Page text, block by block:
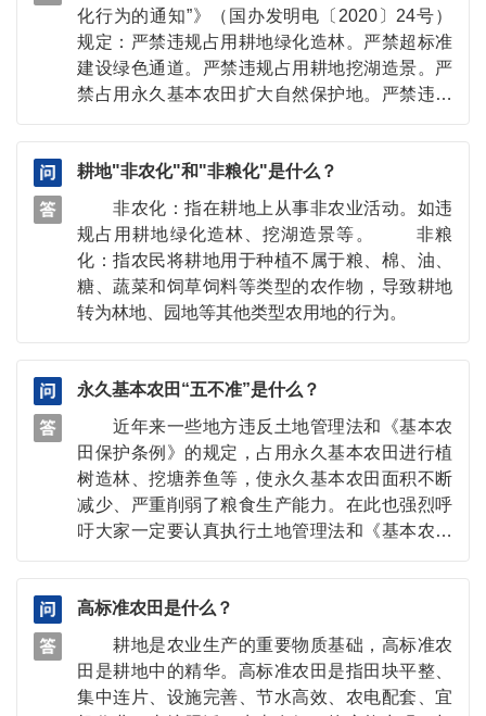
化行为的通知”》（国办发明电〔2020〕24号）
规定：严禁违规占用耕地绿化造林。严禁超标准
建设绿色通道。严禁违规占用耕地挖湖造景。严
禁占用永久基本农田扩大自然保护地。严禁违规
化"稳定粮食生产的意见》（国办发〔2020〕44
号）规定：严格规范永久基本农田上农业生产经
营活动，禁止占用永久基本农田从事林果业以及
挖塘养鱼、非法取土等破坏耕作层的行为，禁止
闲置、荒芜永久基本农田。利用永久基本农田发
展稻鱼、稻虾、稻蟹等综合立体种养，应当以不
关产业发展规划大规模流转耕地不种粮的“非粮
其享受相关扶持政策。
耕地"非农化"和"非粮化"是什么？
非农化：指在耕地上从事非农业活动。如违
规占用耕地绿化造林、挖湖造景等。 非粮
化：指农民将耕地用于种植不属于粮、棉、油、
糖、蔬菜和饲草饲料等类型的农作物，导致耕地
转为林地、园地等其他类型农用地的行为。
永久基本农田“五不准”是什么？
近年来一些地方违反土地管理法和《基本农
田保护条例》的规定，占用永久基本农田进行植
树造林、挖塘养鱼等，使永久基本农田面积不断
减少、严重削弱了粮食生产能力。在此也强烈呼
吁大家一定要认真执行土地管理法和《基本农田
准”： 1.不准非农建设项目占用基本农田（法
律规定的除外）。 2.不准以退耕还林为名违
反国土空间总体规划，将永久基本农田纳入退耕
范围。 3.不准占用永久基本农田进行植树造
高标准农田是什么？
耕地是农业生产的重要物质基础，高标准农
田是耕地中的精华。高标准农田是指田块平整、
集中连片、设施完善、节水高效、农电配套、宜